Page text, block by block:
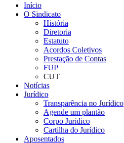
Início
O Sindicato
História
Diretoria
Estatuto
Acordos Coletivos
Prestação de Contas
FUP
CUT
Notícias
Jurídico
Transparência no Jurídico
Agende um plantão
Corpo Jurídico
Cartilha do Jurídico
Aposentados